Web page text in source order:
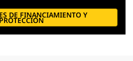
DE FINANCIAMIENTO Y
PROTECCIÓN